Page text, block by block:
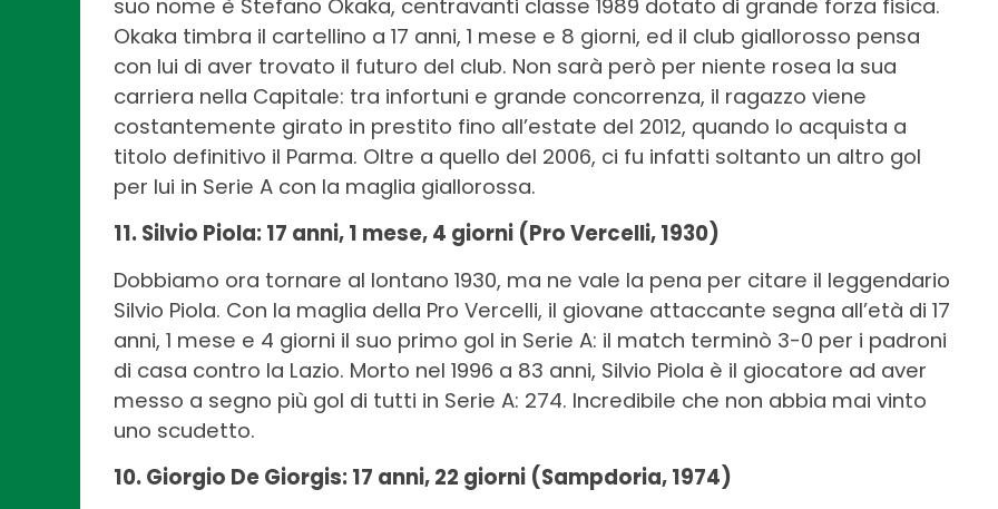
suo nome è Stefano Okaka, centravanti classe 1989 dotato di grande forza fisica.
Okaka timbra il cartellino a 17 anni, 1 mese e 8 giorni, ed il club giallorosso pensa
con lui di aver trovato il futuro del club. Non sarà però per niente rosea la sua
carriera nella Capitale: tra infortuni e grande concorrenza, il ragazzo viene
costantemente girato in prestito fino all’estate del 2012, quando lo acquista a
titolo definitivo il Parma. Oltre a quello del 2006, ci fu infatti soltanto un altro gol
per lui in Serie A con la maglia giallorossa.
11. Silvio Piola: 17 anni, 1 mese, 4 giorni (Pro Vercelli, 1930)
Dobbiamo ora tornare al lontano 1930, ma ne vale la pena per citare il leggendario
Silvio Piola. Con la maglia della Pro Vercelli, il giovane attaccante segna all’età di 17
anni, 1 mese e 4 giorni il suo primo gol in Serie A: il match terminò 3-0 per i padroni
di casa contro la Lazio. Morto nel 1996 a 83 anni, Silvio Piola è il giocatore ad aver
messo a segno più gol di tutti in Serie A: 274. Incredibile che non abbia mai vinto
uno scudetto.
10. Giorgio De Giorgis: 17 anni, 22 giorni (Sampdoria, 1974)